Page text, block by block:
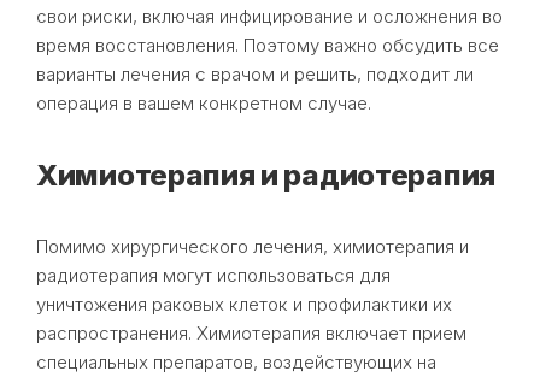
свои риски, включая инфицирование и осложнения во
время восстановления. Поэтому важно обсудить все
варианты лечения с врачом и решить, подходит ли
операция в вашем конкретном случае.
Химиотерапия и радиотерапия
Помимо хирургического лечения, химиотерапия и
радиотерапия могут использоваться для
уничтожения раковых клеток и профилактики их
распространения. Химиотерапия включает прием
специальных препаратов, воздействующих на